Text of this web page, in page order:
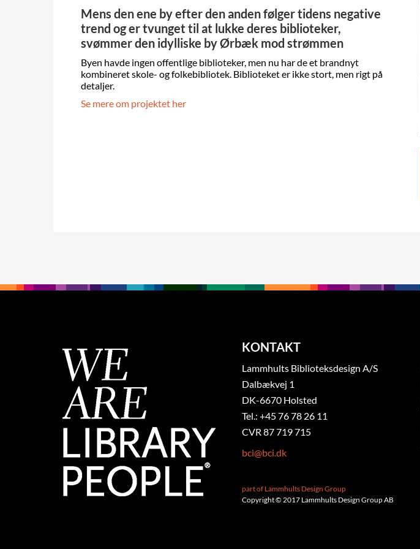
Mens den ene by efter den anden følger tidens negative
trend og er tvunget til at lukke deres biblioteker,
svømmer den idylliske by Ørbæk mod strømmen
Byen havde ingen offentlige biblioteker, men nu har de et brandnyt
kombineret skole- og folkebibliotek. Biblioteket er ikke stort, men rigt på
detaljer.
Se mere om projektet her
KONTAKT
Lammhults Biblioteksdesign A/S
Dalbækvej 1
DK-6670 Holsted
Tel.: +45 76 78 26 11
CVR 87 719 715
bci@bci.dk
part of Lammhults Design Group
Copyright © 2017 Lammhults Design Group AB